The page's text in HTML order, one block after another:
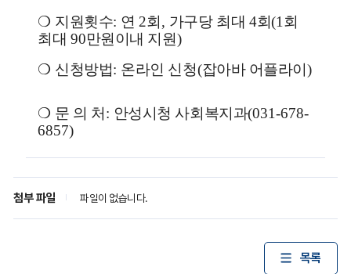
❍ 지원횟수: 연 2회 , 가구당 최대 4회(1 회
최대 90만원이내 지원)
❍ 신청방법: 온라인 신청(잡아바 어플라이 )
❍ 문 의 처 : 안성시청 사회복지과(031-678-
6857)
첨부 파일 파일이 없습니다.
목록